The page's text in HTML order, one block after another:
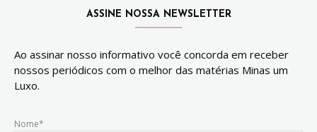
ASSINE NOSSA NEWSLETTER
Ao assinar nosso informativo você concorda em receber
nossos periódicos com o melhor das matérias Minas um
Luxo.
Nome*